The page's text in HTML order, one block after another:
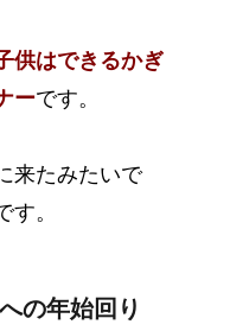
供はできるかぎ
ーです。
来たみたいで
す。
の年始回り